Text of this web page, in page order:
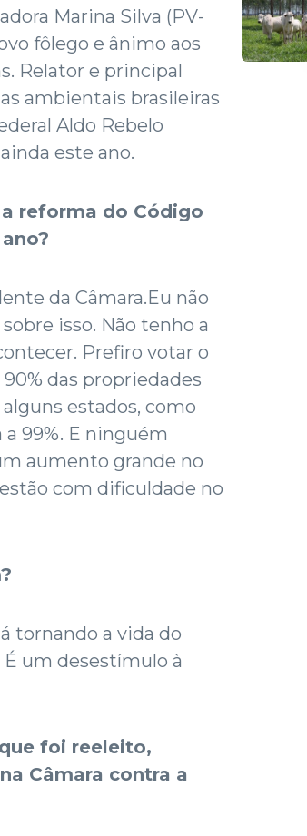
Marina Silva (PV-
fôlego e ânimo aos
Relator e principal
ambientais brasileiras
Aldo Rebelo
este ano.
a reforma do Código
da Câmara.Eu não
isso. Não tenho a
Prefiro votar o
das propriedades
estados, como
a 99%. E ninguém
aumento grande no
com dificuldade no
tornando a vida do
um desestímulo à
foi reeleito,
Câmara contra a